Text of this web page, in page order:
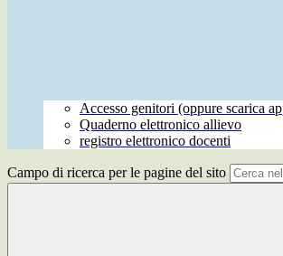
Accesso genitori (oppure scarica
Quaderno elettronico allievo
registro elettronico docenti
Campo di ricerca per le pagine del sito